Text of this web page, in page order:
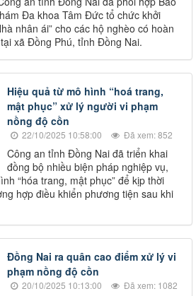
Đa khoa Tâm Đức tổ chức khởi
nhân ái” cho các hộ nghèo có hoàn
xã Đồng Phú, tỉnh Đồng Nai.
Hiệu quả từ mô hình “hoá trang,
mật phục” xử lý người vi phạm
nồng độ cồn
22/10/2025 10:58:00 Đã xem: 852
Công an tỉnh Đồng Nai đã triển khai
đồng bộ nhiều biện pháp nghiệp vụ,
“hóa trang, mật phục” để kịp thời
hợp điều khiển phương tiện sau khi
Đồng Nai ra quân cao điểm xử lý vi
phạm nồng độ cồn
20/10/2025 10:13:00 Đã xem: 1082